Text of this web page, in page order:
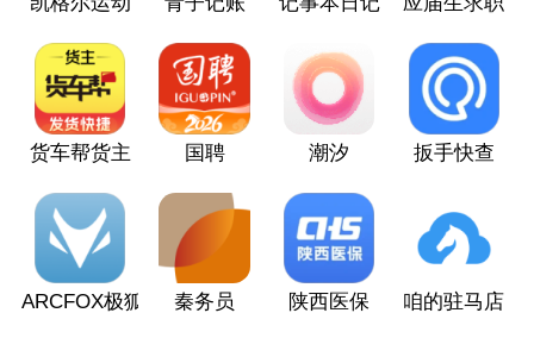
货车帮货主 国聘 潮汐 扳手快查
ARCFOX极狐 秦务员 陕西医保 咱的驻马店